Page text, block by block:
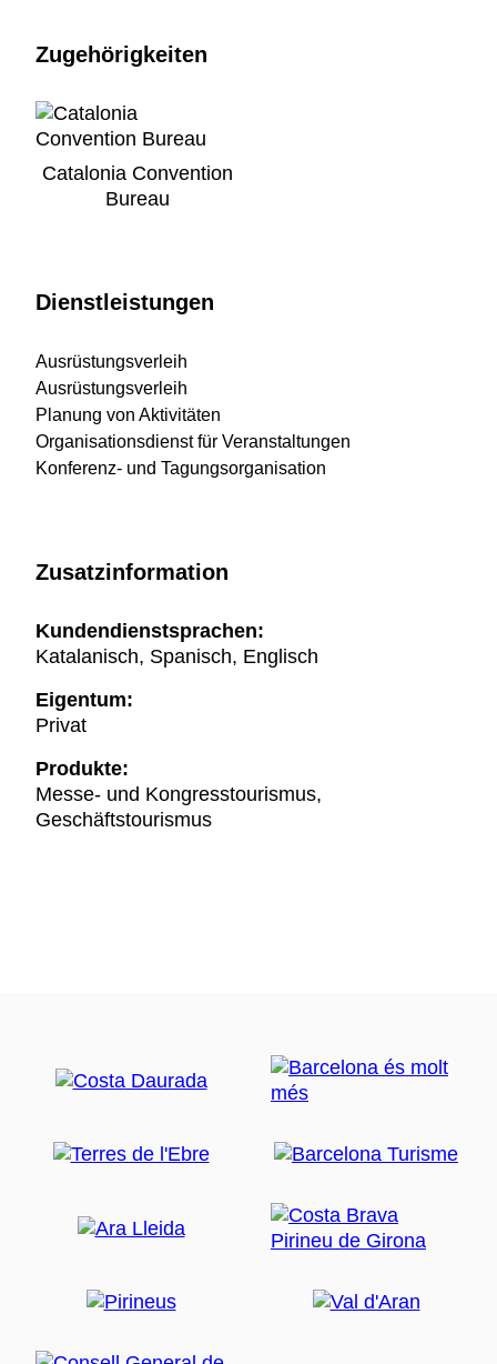
Zugehörigkeiten
Catalonia Convention
Bureau
Dienstleistungen
Ausrüstungsverleih
Ausrüstungsverleih
Planung von Aktivitäten
Organisationsdienst für Veranstaltungen
Konferenz- und Tagungsorganisation
Zusatzinformation
Kundendienstsprachen:
Katalanisch, Spanisch, Englisch
Eigentum:
Privat
Produkte:
Messe- und Kongresstourismus,
Geschäftstourismus